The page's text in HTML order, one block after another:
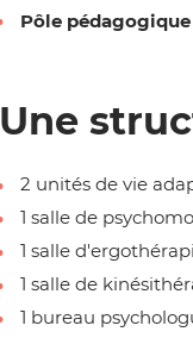
Pôle pédagogique
Une
2 unités de vie
1 salle de
1 salle
1 salle de
1 bureau